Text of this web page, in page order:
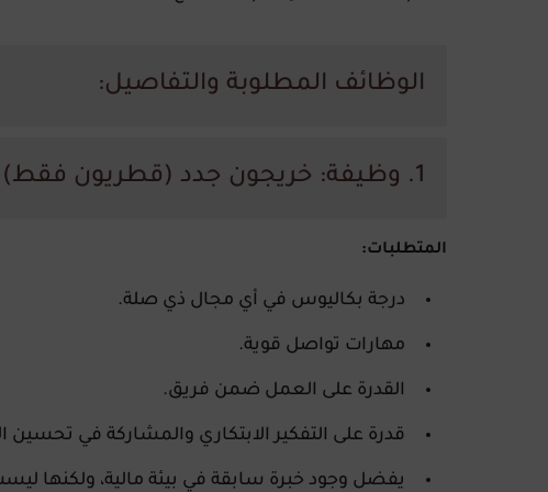
الوظائف المطلوبة والتفاصيل:
1. وظيفة: خريجون جدد (قطريون فقط)
المتطلبات:
درجة بكاليوس في أي مجال ذي صلة.
مهارات تواصل قوية.
القدرة على العمل ضمن فريق.
قدرة على التفكير الابتكاري والمشاركة في تحسين
يفضل وجود خبرة سابقة في بيئة مالية، ولكنها